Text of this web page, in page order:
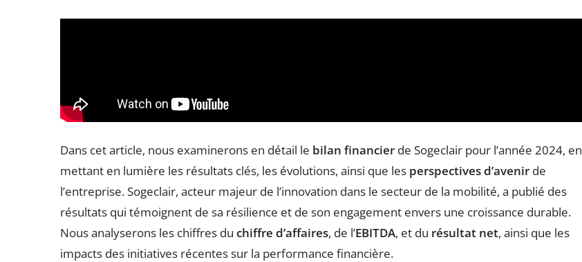
Dans cet article, nous examinerons en détail le bilan financier de Sogeclair pour l’année 2024, en
mettant en lumière les résultats clés, les évolutions, ainsi que les perspectives d’avenir de
l’entreprise. Sogeclair, acteur majeur de l’innovation dans le secteur de la mobilité, a publié des
résultats qui témoignent de sa résilience et de son engagement envers une croissance durable.
Nous analyserons les chiffres du chiffre d’affaires, de l’EBITDA, et du résultat net, ainsi que les
impacts des initiatives récentes sur la performance financière.